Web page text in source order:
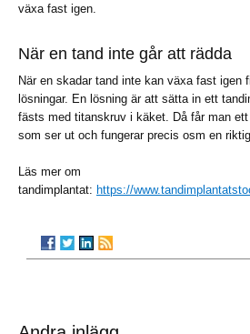
växa fast igen.
När en tand inte går att rädda
När en skadar tand inte kan växa fast igen
lösningar. En lösning är att sätta in ett
fästs med titanskruv i käket. Då får man
som ser ut och fungerar precis osm en
Läs mer om
tandimplantat: https://